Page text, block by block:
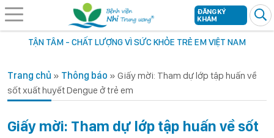
TẬN TÂM - CHẤT LƯỢNG VÌ SỨC KHỎE TRẺ EM VIỆT NAM
ĐĂNG KÝ
KHÁM
Trang chủ » Thông báo » Giấy mời: Tham dự lớp tập huấn về
sốt xuất huyết Dengue ở trẻ em
Giấy mời: Tham dự lớp tập huấn về sốt